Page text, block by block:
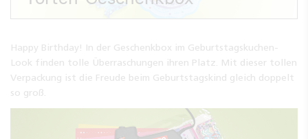
Happy Birthday! In der Geschenkbox im Geburtstagskuchen-
Look finden tolle Überraschungen ihren Platz. Mit dieser tollen
Verpackung ist die Freude beim Geburtstagskind gleich doppelt
so groß.